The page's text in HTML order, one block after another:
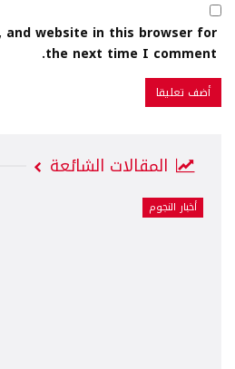
and website in this browser for
the next time I comment.
المقالات الشائعة
أخبار النجوم